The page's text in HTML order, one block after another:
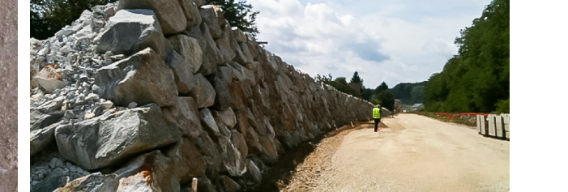
Bauschutt- und Müllentsorgung|Schüttgutlager